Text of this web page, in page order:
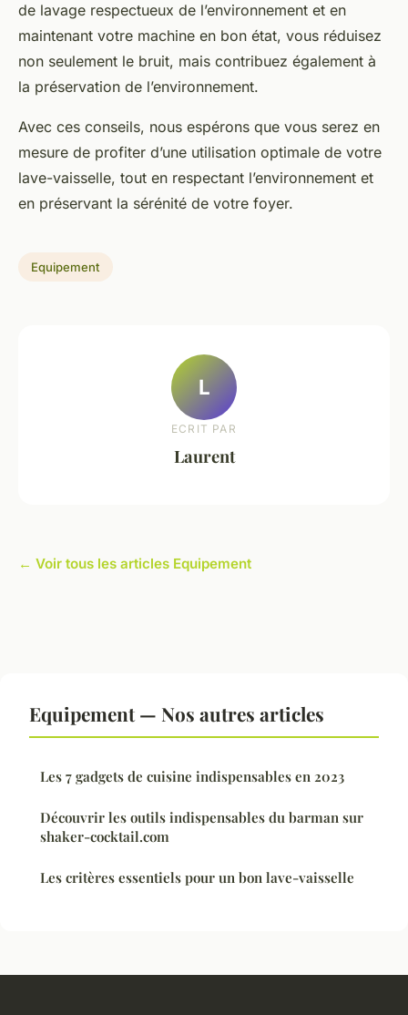
de lavage respectueux de l’environnement et en
maintenant votre machine en bon état, vous réduisez
non seulement le bruit, mais contribuez également à
la préservation de l’environnement.
Avec ces conseils, nous espérons que vous serez en
mesure de profiter d’une utilisation optimale de votre
lave-vaisselle, tout en respectant l’environnement et
en préservant la sérénité de votre foyer.
Equipement
L
ECRIT PAR
Laurent
← Voir tous les articles Equipement
Equipement — Nos autres articles
Les 7 gadgets de cuisine indispensables en 2023
Découvrir les outils indispensables du barman sur
shaker-cocktail.com
Les critères essentiels pour un bon lave-vaisselle